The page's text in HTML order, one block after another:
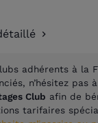
adhérents à la
n’hésitez pas
Club afin de
tarifaires